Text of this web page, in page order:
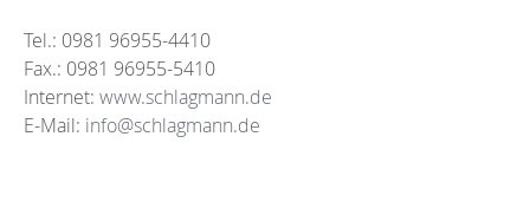
Tel.: 0981 96955-4410
Fax.: 0981 96955-5410
Internet: www.schlagmann.de
E-Mail: info@schlagmann.de